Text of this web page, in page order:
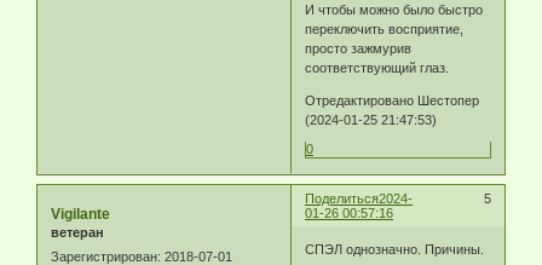
И чтобы можно было быстро
переключить восприятие,
просто зажмурив
соответствующий глаз.
Отредактировано Шестопер
(2024-01-25 21:47:53)
0
Поделиться 5
2024-
01-26 00:57:16
Vigilante
ветеран
Зарегистрирован: 2018-07-01
СПЭЛ однозначно. Причины.